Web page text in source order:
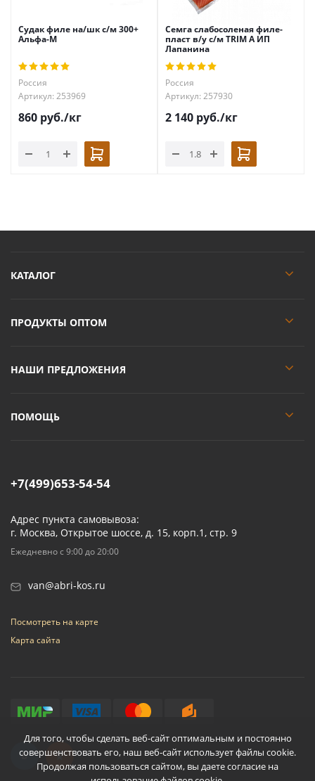
Для того, чтобы сделать веб-сайт оптимальным и постоянно
совершенствовать его, наш веб-сайт использует файлы cookie.
Продолжая пользоваться сайтом, вы даете согласие на
Судак филе на/шк с/м 300+
Альфа-М
Россия
Артикул: 253969
860 руб./кг
Семга слабосоленая филе-
пласт в/у с/м TRIM А ИП
Лапанина
Россия
Артикул: 257930
2 140 руб./кг
КАТАЛОГ
ПРОДУКТЫ ОПТОМ
НАШИ ПРЕДЛОЖЕНИЯ
ПОМОЩЬ
+7(499)653-54-54
Адрес пункта самовывоза:
г. Москва, Открытое шоссе, д. 15, корп.1, стр. 9
Ежедневно с 9:00 до 20:00
van@abri-kos.ru
Посмотреть на карте
Карта сайта